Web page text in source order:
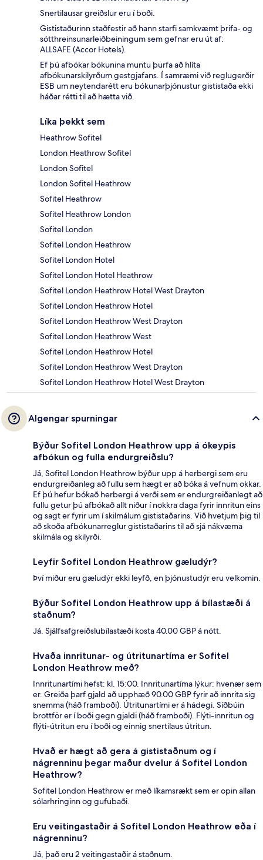
Snertilausar greiðslur eru í boði.
Gististaðurinn staðfestir að hann starfi samkvæmt þrifa- og
sótthreinsunarleiðbeiningum sem gefnar eru út af:
ALLSAFE (Accor Hotels).
Ef þú afbókar bókunina muntu þurfa að hlíta
afbókunarskilyrðum gestgjafans. Í samræmi við reglugerðir
ESB um neytendarétt eru bókunarþjónustur gististaða ekki
háðar rétti til að hætta við.
Líka þekkt sem
Heathrow Sofitel
London Heathrow Sofitel
London Sofitel
London Sofitel Heathrow
Sofitel Heathrow
Sofitel Heathrow London
Sofitel London
Sofitel London Heathrow
Sofitel London Hotel
Sofitel London Hotel Heathrow
Sofitel London Heathrow Hotel West Drayton
Sofitel London Heathrow Hotel
Sofitel London Heathrow West Drayton
Sofitel London Heathrow West
Sofitel London Heathrow Hotel
Sofitel London Heathrow West Drayton
Sofitel London Heathrow Hotel West Drayton
Algengar spurningar
Býður Sofitel London Heathrow upp á ókeypis
afbókun og fulla endurgreiðslu?
Já, Sofitel London Heathrow býður upp á herbergi sem eru
endurgreiðanleg að fullu sem hægt er að bóka á vefnum okkar.
Ef þú hefur bókað herbergi á verði sem er endurgreiðanlegt að
fullu getur þú afbókað allt niður í nokkra daga fyrir innritun eins
og sagt er fyrir um í skilmálum gististaðarins. Við hvetjum þig til
að skoða afbókunarreglur gististaðarins til að sjá nákvæma
skilmála og skilyrði.
Leyfir Sofitel London Heathrow gæludýr?
Því miður eru gæludýr ekki leyfð, en þjónustudýr eru velkomin.
Býður Sofitel London Heathrow upp á bílastæði á
staðnum?
Já. Sjálfsafgreiðslubílastæði kosta 40.00 GBP á nótt.
Hvaða innritunar- og útritunartíma er Sofitel
London Heathrow með?
Innritunartími hefst: kl. 15:00. Innritunartíma lýkur: hvenær sem
er. Greiða þarf gjald að upphæð 90.00 GBP fyrir að innrita sig
snemma (háð framboði). Útritunartími er á hádegi. Síðbúin
brottför er í boði gegn gjaldi (háð framboði). Flýti-innritun og
flýti-útritun eru í boði og einnig snertilaus útritun.
Hvað er hægt að gera á gististaðnum og í
nágrenninu þegar maður dvelur á Sofitel London
Heathrow?
Sofitel London Heathrow er með líkamsrækt sem er opin allan
sólarhringinn og gufubaði.
Eru veitingastaðir á Sofitel London Heathrow eða í
nágrenninu?
Já, það eru 2 veitingastaðir á staðnum.